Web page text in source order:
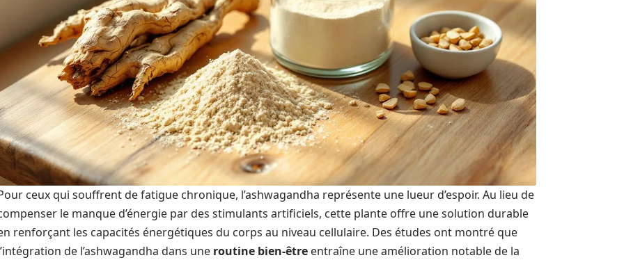
ceux qui souffrent de fatigue chronique, l’ashwagandha représente une lueur d’espoir. Au lieu de
le manque d’énergie par des stimulants artificiels, cette plante offre une solution durable
renforçant les capacités énergétiques du corps au niveau cellulaire. Des études ont montré que
de l’ashwagandha dans une routine bien-être entraîne une amélioration notable de la